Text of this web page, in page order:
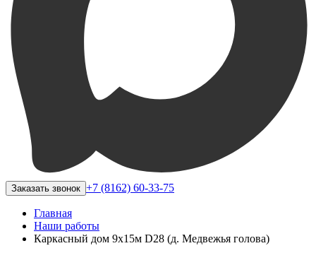
Заказать звонок +7 (8162) 60-33-75
Главная
Наши работы
Каркасный дом 9х15м D28 (д. Медвежья голова)